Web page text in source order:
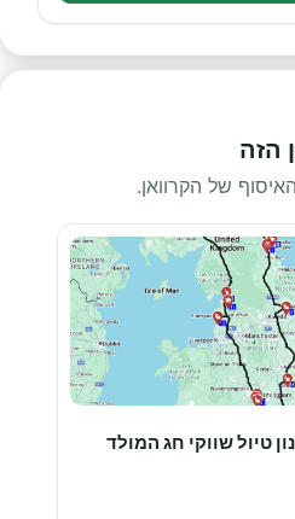
הזה
של הקרוואן.
טיול שווקי חג המולד